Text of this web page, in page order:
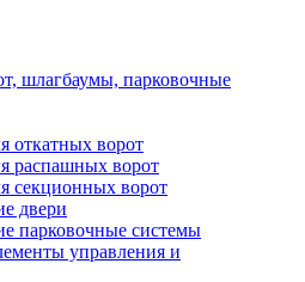
шлагбаумы, парковочные
откатных ворот
распашных ворот
секционных ворот
двери
парковочные системы
управления и